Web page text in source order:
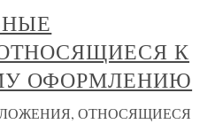
К
ОФОРМЛЕНИЮ
ОТНОСЯЩИЕСЯ